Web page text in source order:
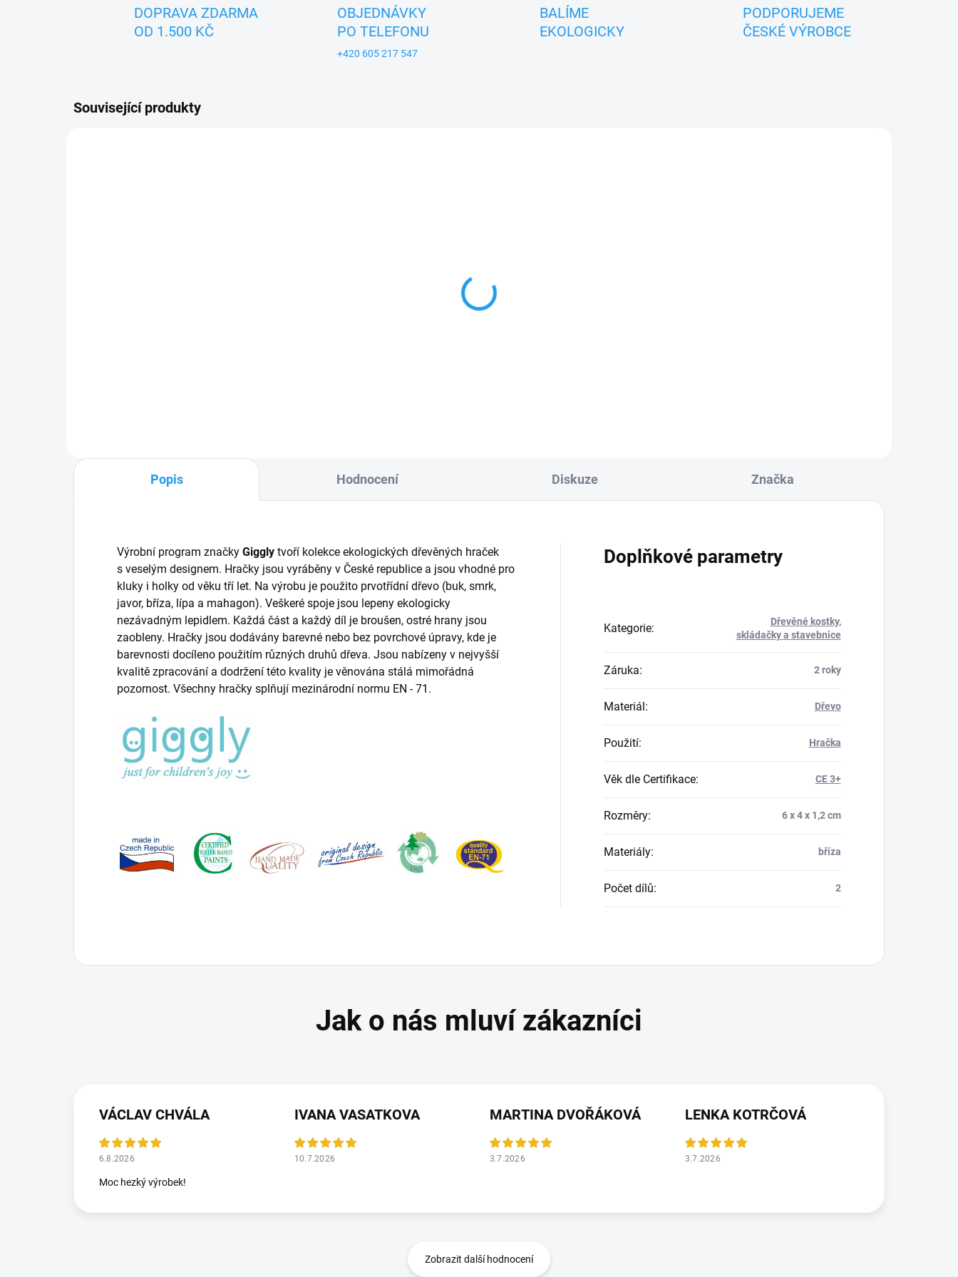
DOPRAVA ZDARMA
OD 1.500 KČ
OBJEDNÁVKY
PO TELEFONU
+420 605 217 547
BALÍME
EKOLOGICKY
PODPORUJEME
ČESKÉ VÝROBCE
Související produkty
Popis Hodnocení Diskuze Značka
Výrobní program značky Giggly tvoří kolekce ekologických dřevěných hraček
s veselým designem. Hračky jsou vyráběny v České republice a jsou vhodné pro
kluky i holky od věku tří let. Na výrobu je použito prvotřídní dřevo (buk, smrk,
javor, bříza, lípa a mahagon). Veškeré spoje jsou lepeny ekologicky
nezávadným lepidlem. Každá část a každý díl je broušen, ostré hrany jsou
zaobleny. Hračky jsou dodávány barevné nebo bez povrchové úpravy, kde je
barevnosti docíleno použitím různých druhů dřeva. Jsou nabízeny v nejvyšší
kvalitě zpracování a dodržení této kvality je věnována stálá mimořádná
pozornost. Všechny hračky splňují mezinárodní normu EN - 71.
Doplňkové parametry
Kategorie:
Dřevěné kostky,
skládačky a stavebnice
Záruka: 2 roky
Materiál: Dřevo
Použití: Hračka
Věk dle Certifikace: CE 3+
Rozměry: 6 x 4 x 1,2 cm
Materiály: bříza
Počet dílů: 2
VÁCLAV CHVÁLA
6.8.2026
Moc hezký výrobek!
IVANA VASATKOVA
10.7.2026
MARTINA DVOŘÁKOVÁ
3.7.2026
LENKA KOTRČOVÁ
3.7.2026
Zobrazit další hodnocení